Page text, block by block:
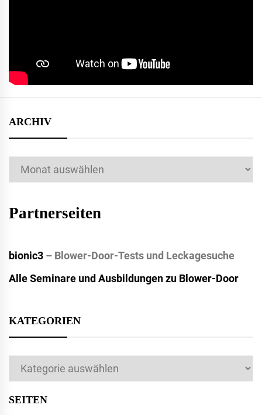
ARCHIV
Archiv
Partnerseiten
bionic3 – Blower-Door-Tests und Leckagesuche
Alle Seminare und Ausbildungen zu Blower-Door
KATEGORIEN
Kategorien
SEITEN